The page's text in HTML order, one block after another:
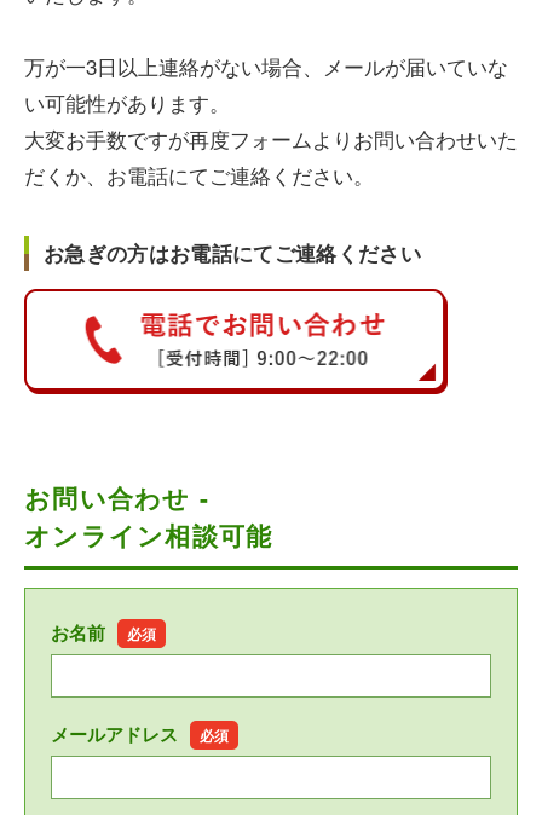
万が一3日以上連絡がない場合、メールが届いていな
い可能性があります。
大変お手数ですが再度フォームよりお問い合わせいた
だくか、お電話にてご連絡ください。
お急ぎの方はお電話にてご連絡ください
お問い合わせ -
オンライン相談可能
お名前 必須
メールアドレス 必須